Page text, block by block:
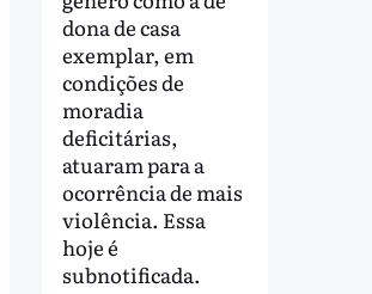
dona de casa
exemplar, em
condições de
moradia
deficitárias,
atuaram para a
ocorrência de mais
violência. Essa
hoje é
subnotificada.